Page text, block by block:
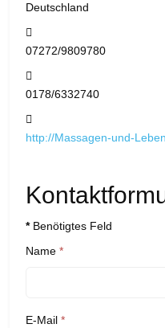
Deutschland
07272/9809780
0178/6332740
http://Massagen-und-
*Benötigtes Feld
Name *
E-Mail *